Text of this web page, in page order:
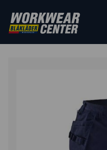
ETUSIVU/ALAOSAT